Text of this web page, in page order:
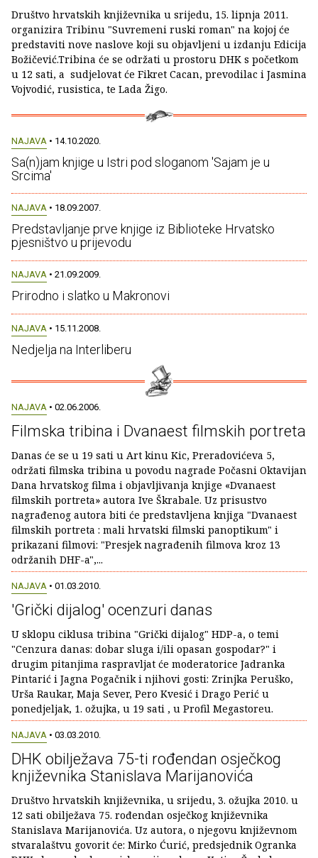
Društvo hrvatskih književnika u srijedu, 15. lipnja 2011.
organizira Tribinu "Suvremeni ruski roman" na kojoj će
predstaviti nove naslove koji su objavljeni u izdanju Edicija
Božičević.Tribina će se održati u prostoru DHK s početkom
u 12 sati, a sudjelovat će Fikret Cacan, prevodilac i Jasmina
Vojvodić, rusistica, te Lada Žigo.
NAJAVA • 14.10.2020.
Sa(n)jam knjige u Istri pod sloganom 'Sajam je u
Srcima'
NAJAVA • 18.09.2007.
Predstavljanje prve knjige iz Biblioteke Hrvatsko
pjesništvo u prijevodu
NAJAVA • 21.09.2009.
Prirodno i slatko u Makronovi
NAJAVA • 15.11.2008.
Nedjelja na Interliberu
NAJAVA • 02.06.2006.
Filmska tribina i Dvanaest filmskih portreta
Danas će se u 19 sati u Art kinu Kic, Preradovićeva 5,
održati filmska tribina u povodu nagrade Počasni Oktavijan
Dana hrvatskog filma i objavljivanja knjige «Dvanaest
filmskih portreta» autora Ive Škrabale. Uz prisustvo
nagrađenog autora biti će predstavljena knjiga "Dvanaest
filmskih portreta : mali hrvatski filmski panoptikum" i
prikazani filmovi: "Presjek nagrađenih filmova kroz 13
održanih DHF-a",...
NAJAVA • 01.03.2010.
'Grički dijalog' ocenzuri danas
U sklopu ciklusa tribina "Grički dijalog" HDP-a, o temi
"Cenzura danas: dobar sluga i/ili opasan gospodar?" i
drugim pitanjima raspravljat će moderatorice Jadranka
Pintarić i Jagna Pogačnik i njihovi gosti: Zrinjka Peruško,
Urša Raukar, Maja Sever, Pero Kvesić i Drago Perić u
ponedjeljak, 1. ožujka, u 19 sati , u Profil Megastoreu.
NAJAVA • 03.03.2010.
DHK obilježava 75-ti rođendan osječkog
književnika Stanislava Marijanovića
Društvo hrvatskih književnika, u srijedu, 3. ožujka 2010. u
12 sati obilježava 75. rođendan osječkog književnika
Stanislava Marijanovića. Uz autora, o njegovu književnom
stvaralaštvu govorit će: Mirko Ćurić, predsjednik Ogranka